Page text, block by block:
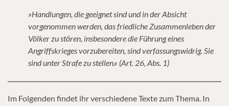
»Handlungen, die geeignet sind und in der Absicht
vorgenommen werden, das friedliche Zusammenleben der
Völker zu stören, insbesondere die Führung eines
Angriffskrieges vorzubereiten, sind verfassungswidrig. Sie
sind unter Strafe zu stellen.« (Art. 26, Abs. 1)
Im Folgenden findet ihr verschiedene Texte zum Thema. In